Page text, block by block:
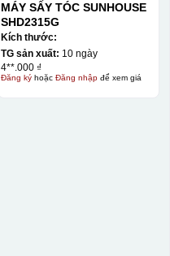
MÁY SẤY TÓC SUNHOUSE
SHD2315G
Kích thước:
TG sản xuất: 10 ngày
4**.000 ₫
Đăng kýhoặc Đăng nhậpđể xem giá